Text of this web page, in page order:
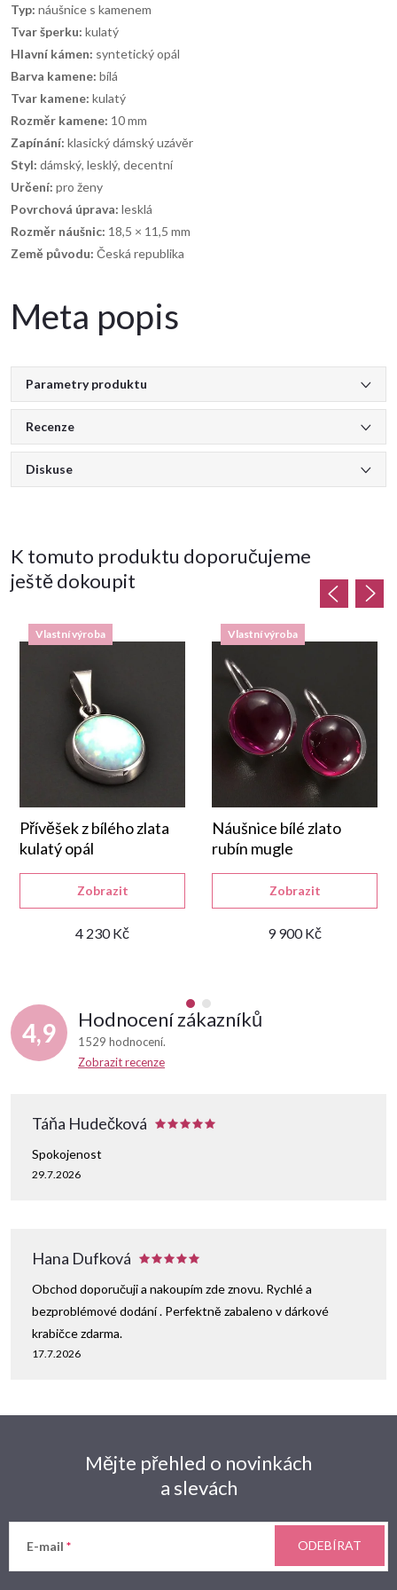
Typ: náušnice s kamenem
Tvar šperku: kulatý
Hlavní kámen: syntetický opál
Barva kamene: bílá
Tvar kamene: kulatý
Rozměr kamene: 10 mm
Zapínání: klasický dámský uzávěr
Styl: dámský, lesklý, decentní
Určení: pro ženy
Povrchová úprava: lesklá
Rozměr náušnic: 18,5 × 11,5 mm
Země původu: Česká republika
Meta popis
Parametry produktu
Recenze
Diskuse
K tomuto produktu doporučujeme
ještě dokoupit
Vlastní výroba
Přívěšek z bílého zlata
kulatý opál
4 230 Kč
Zobrazit
Vlastní výroba
Náušnice bílé zlato
rubín mugle
9 900 Kč
Zobrazit
4,9 Hodnocení zákazníků
1529 hodnocení
Zobrazit recenze
Táňa Hudečková
29.7.2026
Spokojenost
Hana Dufková
17.7.2026
Obchod doporučuji a nakoupím zde znovu. Rychlé a
bezproblémové dodání . Perfektně zabaleno v dárkové
krabičce zdarma.
Mějte přehled o novinkách
a slevách
E-mail ODEBÍRAT